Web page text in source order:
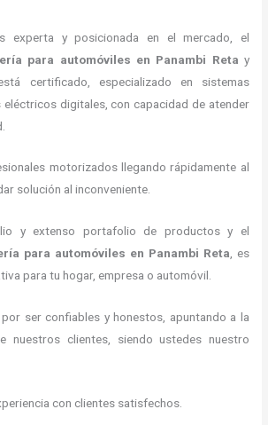
experta y posicionada en el mercado, el
para automóviles en Panambi Reta y
certificado, especializado en sistemas
eléctricos digitales, con capacidad de atender
motorizados llegando rápidamente al
solución al inconveniente.
y extenso portafolio de productos y el
para automóviles en Panambi Reta, es
para tu hogar, empresa o automóvil.
ser confiables y honestos, apuntando a la
nuestros clientes, siendo ustedes nuestro
con clientes satisfechos.